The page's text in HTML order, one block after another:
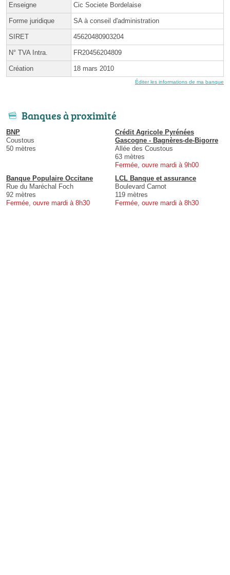
Enseigne Cic Societe Bordelaise
Forme juridique SA à conseil d'administration
SIRET 45620480903204
N° TVA Intra. FR20456204809
Création 18 mars 2010
Éditer les informations de ma banque
Banques à proximité
BNP
Coustous
50 mètres
Crédit Agricole Pyrénées
Gascogne - Bagnères-de-Bigorre
Allée des Coustous
63 mètres
Fermée, ouvre mardi à 9h00
Banque Populaire Occitane
Rue du Maréchal Foch
92 mètres
Fermée, ouvre mardi à 8h30
LCL Banque et assurance
Boulevard Carnot
119 mètres
Fermée, ouvre mardi à 8h30